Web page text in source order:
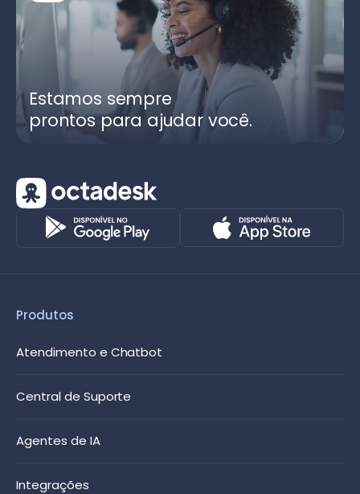
Estamos sempre
prontos para ajudar você.
Produtos
Atendimento e Chatbot
Central de Suporte
Agentes de IA
Integrações